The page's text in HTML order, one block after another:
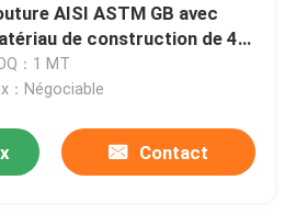
AISI ASTM GB avec
de construction de 45
de diamètre extérieur
：1 MT
：Négociable
Contact